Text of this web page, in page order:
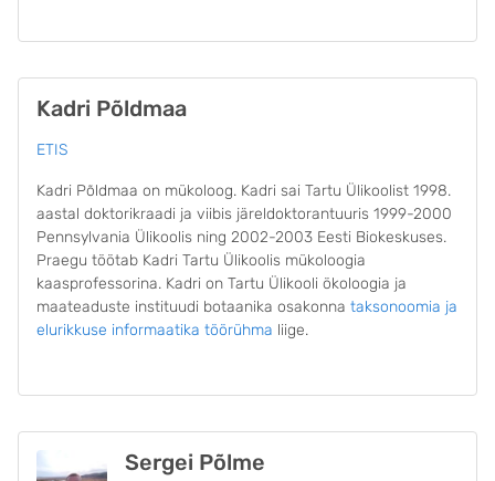
Kadri Põldmaa
ETIS
Kadri Põldmaa on mükoloog. Kadri sai Tartu Ülikoolist 1998.
aastal doktorikraadi ja viibis järeldoktorantuuris 1999-2000
Pennsylvania Ülikoolis ning 2002-2003 Eesti Biokeskuses.
Praegu töötab Kadri Tartu Ülikoolis mükoloogia
kaasprofessorina. Kadri on Tartu Ülikooli ökoloogia ja
maateaduste instituudi botaanika osakonna taksonoomia ja
elurikkuse informaatika töörühma liige.
Sergei Põlme